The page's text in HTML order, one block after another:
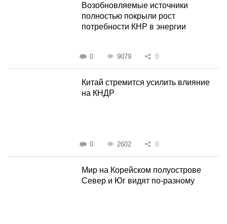
Возобновляемые источники
полностью покрыли рост
потребности КНР в энергии
0 9079 0
Китай стремится усилить влияние
на КНДР
0 2602 0
Мир на Корейском полуострове
Север и Юг видят по-разному